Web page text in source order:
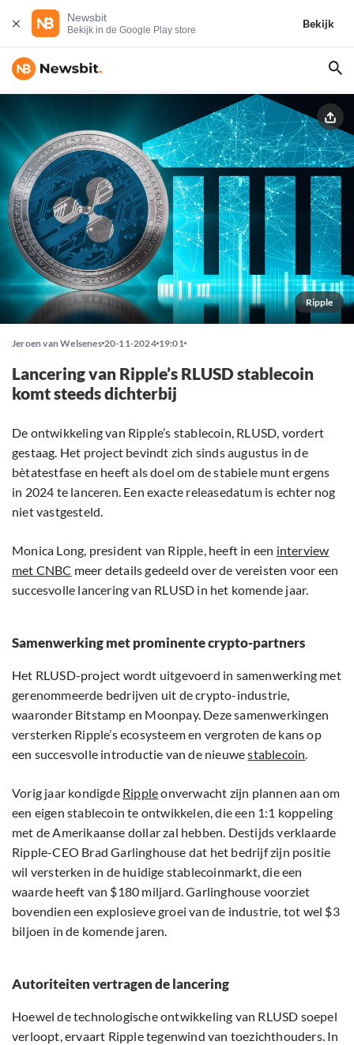
Newsbit
Bekijk in de Google Play store
Bekijk
Ripple
Jeroen van Welsenes 20-11-2024 19:01
Lancering van Ripple’s RLUSD stablecoin
komt steeds dichterbij
De ontwikkeling van Ripple’s stablecoin, RLUSD, vordert
gestaag. Het project bevindt zich sinds augustus in de
bètatestfase en heeft als doel om de stabiele munt ergens
in 2024 te lanceren. Een exacte releasedatum is echter nog
niet vastgesteld.
Monica Long, president van Ripple, heeft in een interview
met CNBC meer details gedeeld over de vereisten voor een
succesvolle lancering van RLUSD in het komende jaar.
Samenwerking met prominente crypto-partners
Het RLUSD-project wordt uitgevoerd in samenwerking met
gerenommeerde bedrijven uit de crypto-industrie,
waaronder Bitstamp en Moonpay. Deze samenwerkingen
versterken Ripple’s ecosysteem en vergroten de kans op
een succesvolle introductie van de nieuwestablecoin.
Vorig jaar kondigde Rippleonverwacht zijn plannen aan om
een eigen stablecoin te ontwikkelen, die een 1:1 koppeling
met de Amerikaanse dollar zal hebben. Destijds verklaarde
Ripple-CEO Brad Garlinghouse dat het bedrijf zijn positie
wil versterken in de huidige stablecoinmarkt, die een
waarde heeft van $180 miljard. Garlinghouse voorziet
bovendien een explosieve groei van de industrie, tot wel $3
biljoen in de komende jaren.
Autoriteiten vertragen de lancering
Hoewel de technologische ontwikkeling van RLUSD soepel
verloopt, ervaart Ripple tegenwind van toezichthouders. In